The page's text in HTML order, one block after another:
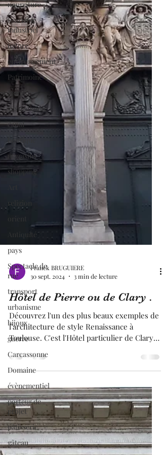
nourriture
tourisme
industriel
nature
environnement
Patrimoine
Famille
gastronomie
canal
boutique
magasins
shopping
religion
orient
Antiquité
pays
Spectacle de
rue
transport
urbanisme
bijoux
guerre
Carcassonne
Domaine
évènementiel
porteur de
projet
pâtisserie
gâteau
Franck BRUGUIERE
30 sept. 2024
3 min de lecture
Découvrez l'un des plus beaux exemples de
Toulouse. C'est l'Hôtel particulier de Clary
ou de Pierre ! . Cet Hôtel particulier de
Toulouse ne passe pas inaperçu. En effet,
cette hôtel particulier n'a pas le style
architectural de la ville rose, à savoir en
brique de terre cuite. Si un jour, vous venez